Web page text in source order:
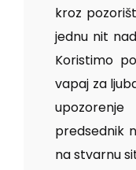
kroz
jednu nit
Koristimo
vapaj za
predsednik
na stvarnu